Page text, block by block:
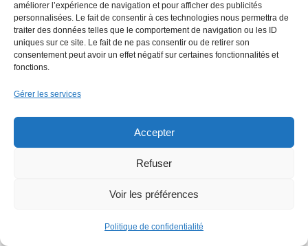
améliorer l’expérience de navigation et pour afficher des publicités
personnalisées. Le fait de consentir à ces technologies nous permettra de
traiter des données telles que le comportement de navigation ou les ID
uniques sur ce site. Le fait de ne pas consentir ou de retirer son
consentement peut avoir un effet négatif sur certaines fonctionnalités et
fonctions.
Gérer les services
Accepter
Refuser
Voir les préférences
Politique de confidentialité